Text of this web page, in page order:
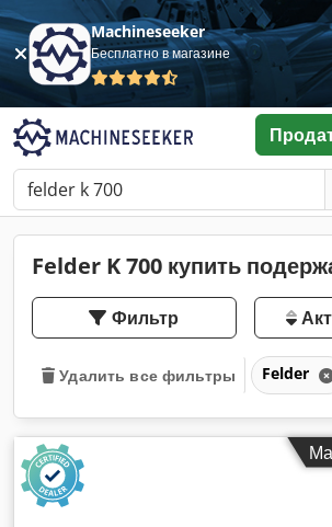
Machineseeker
Бесплатно в магазине
Felder K 700 купить
Фильтр
Удалить все фильтры Felder